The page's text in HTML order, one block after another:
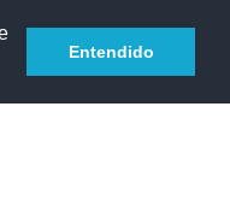
Entendido
‎(es)‎